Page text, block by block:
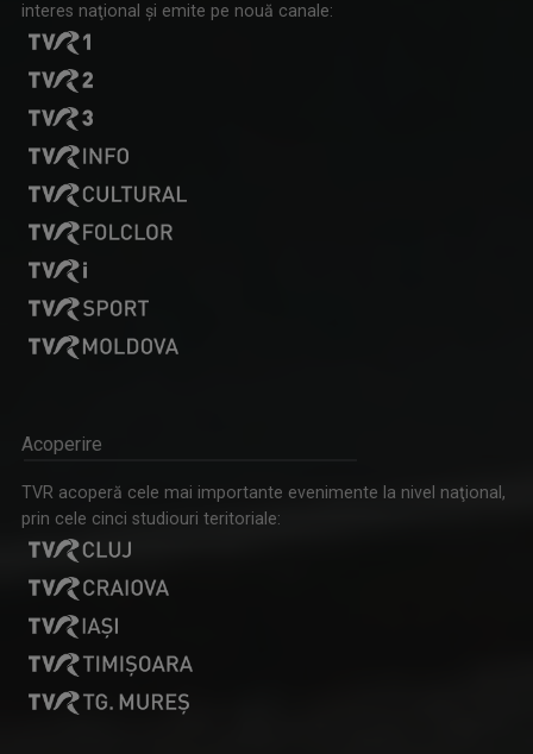
interes naţional şi emite pe nouă canale:
Acoperire
TVR acoperă cele mai importante evenimente la nivel naţional,
prin cele cinci studiouri teritoriale: